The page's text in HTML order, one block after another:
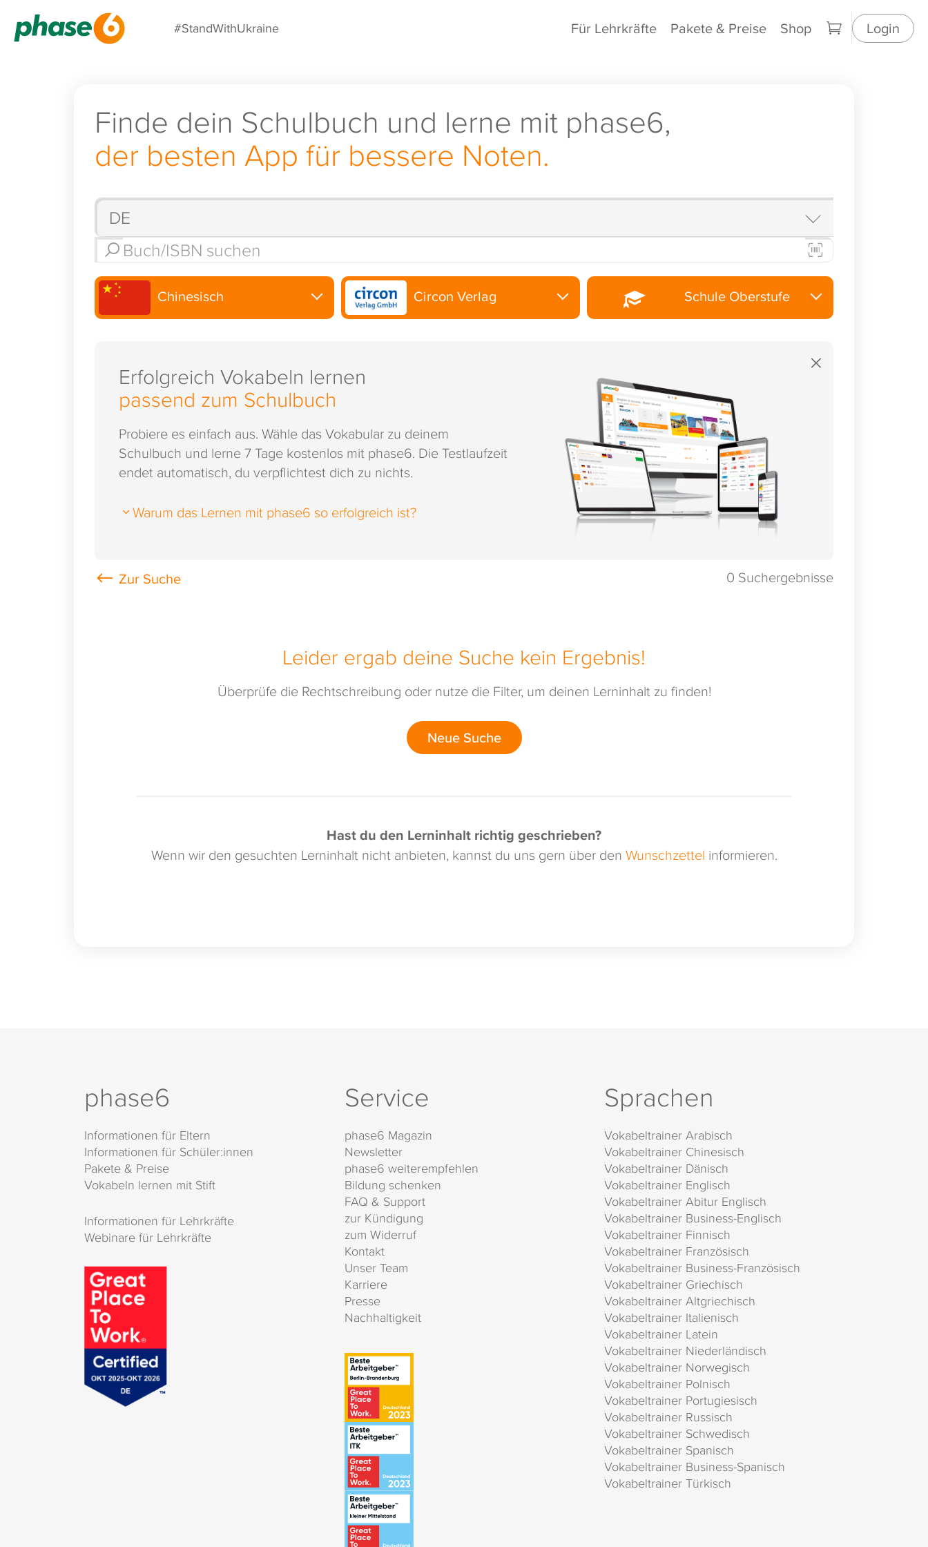
#StandWithUkraine Für Lehrkräfte Pakete & Preise Shop Login
Finde dein Schulbuch und lerne mit phase6,
der besten App für bessere Noten.
Chinesisch Circon Verlag Schule Oberstufe
×
Erfolgreich Vokabeln lernen
passend zum Schulbuch
Probiere es einfach aus. Wähle das Vokabular zu deinem
Schulbuch und lerne 7 Tage kostenlos mit phase6. Die Testlaufzeit
endet automatisch, du verpflichtest dich zu nichts.
Warum das Lernen mit phase6 so erfolgreich ist?
0 Suchergebnisse
Leider ergab deine Suche kein Ergebnis!
Überprüfe die Rechtschreibung oder nutze die Filter, um deinen Lerninhalt zu finden!
Neue Suche
Hast du den Lerninhalt richtig geschrieben?
Wenn wir den gesuchten Lerninhalt nicht anbieten, kannst du uns gern über den Wunschzettel informieren.
phase6
Informationen für Eltern
Informationen für Schüler:innen
Pakete & Preise
Vokabeln lernen mit Stift
Informationen für Lehrkräfte
Webinare für Lehrkräfte
Service
phase6 Magazin
Newsletter
phase6 weiterempfehlen
Bildung schenken
FAQ & Support
zur Kündigung
zum Widerruf
Kontakt
Unser Team
Karriere
Presse
Nachhaltigkeit
Sprachen
Vokabeltrainer Arabisch
Vokabeltrainer Chinesisch
Vokabeltrainer Dänisch
Vokabeltrainer Englisch
Vokabeltrainer Abitur Englisch
Vokabeltrainer Business-Englisch
Vokabeltrainer Finnisch
Vokabeltrainer Französisch
Vokabeltrainer Business-Französisch
Vokabeltrainer Griechisch
Vokabeltrainer Altgriechisch
Vokabeltrainer Italienisch
Vokabeltrainer Latein
Vokabeltrainer Niederländisch
Vokabeltrainer Norwegisch
Vokabeltrainer Polnisch
Vokabeltrainer Portugiesisch
Vokabeltrainer Russisch
Vokabeltrainer Schwedisch
Vokabeltrainer Spanisch
Vokabeltrainer Business-Spanisch
Vokabeltrainer Türkisch